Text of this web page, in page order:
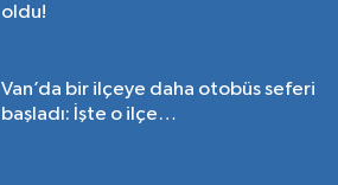
oldu!
Van’da bir ilçeye daha otobüs seferi
başladı: İşte o ilçe…